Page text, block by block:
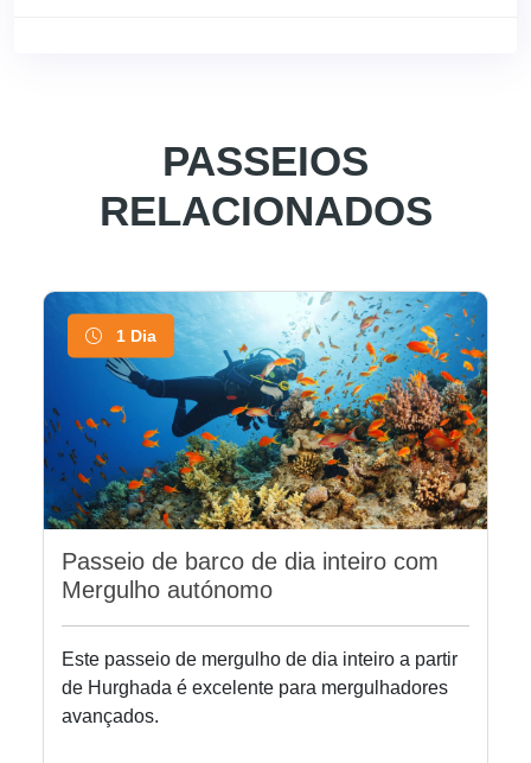
PASSEIOS
RELACIONADOS
1 Dia
Passeio de barco de dia inteiro com
Mergulho autónomo
Este passeio de mergulho de dia inteiro a partir
de Hurghada é excelente para mergulhadores
avançados.